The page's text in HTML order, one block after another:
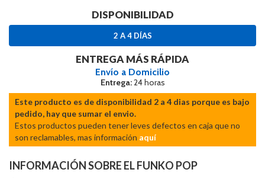
DISPONIBILIDAD
2 A 4 DÍAS
ENTREGA MÁS RÁPIDA
Envío a Domicilio
Entrega:24 horas
Este producto es de disponibilidad 2 a 4 dias porque es bajo
pedido, hay que sumar el envio.
Estos productos pueden tener leves defectos en caja que no
son reclamables, mas información aquí
INFORMACIÓN SOBRE EL FUNKO POP